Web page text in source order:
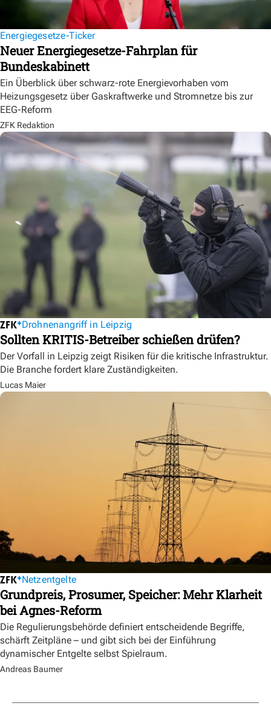
Energiegesetze-Ticker
Neuer Energiegesetze-Fahrplan für
Bundeskabinett
Ein Überblick über schwarz-rote Energievorhaben vom
Heizungsgesetz über Gaskraftwerke und Stromnetze bis zur
EEG-Reform
ZFK Redaktion
Drohnenangriff in Leipzig
Sollten KRITIS-Betreiber schießen drüfen?
Der Vorfall in Leipzig zeigt Risiken für die kritische Infrastruktur.
Die Branche fordert klare Zuständigkeiten.
Lucas Maier
Netzentgelte
Grundpreis, Prosumer, Speicher: Mehr Klarheit
bei Agnes-Reform
Die Regulierungsbehörde definiert entscheidende Begriffe,
schärft Zeitpläne – und gibt sich bei der Einführung
dynamischer Entgelte selbst Spielraum.
Andreas Baumer